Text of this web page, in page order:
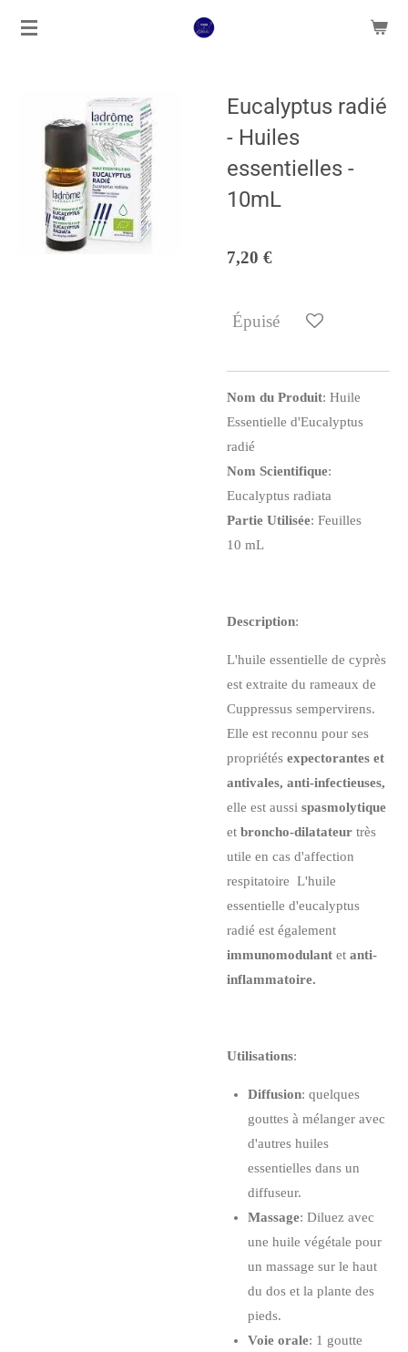
Passer
Eucalyptus radié
- Huiles
essentielles -
10mL
7,20 €
Épuisé
Nom du Produit: Huile
Essentielle d'Eucalyptus
radié
Nom Scientifique:
Eucalyptus radiata
Partie Utilisée: Feuilles
10 mL
Description:
L'huile essentielle de cyprès
est extraite du rameaux de
Cuppressus sempervirens.
Elle est reconnu pour ses
propriétés expectorantes et
antivales, anti-infectieuses,
elle est aussi spasmolytique
et broncho-dilatateur très
utile en cas d'affection
respitatoire L'huile
essentielle d'eucalyptus
radié est également
immunomodulant et anti-
inflammatoire.
Utilisations:
Diffusion: quelques
gouttes à mélanger avec
d'autres huiles
essentielles dans un
diffuseur.
Massage: Diluez avec
une huile végétale pour
un massage sur le haut
du dos et la plante des
pieds.
Voie orale: 1 goutte